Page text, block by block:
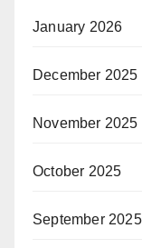
January 2026
December 2025
November 2025
October 2025
September 2025